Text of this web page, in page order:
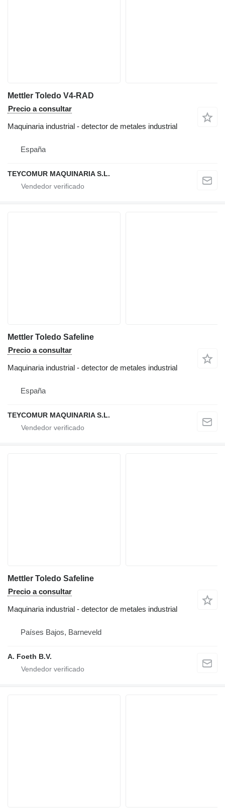
Mettler Toledo V4-RAD
Precio a consultar
Maquinaria industrial - detector de metales industrial
España
TEYCOMUR MAQUINARIA S.L.
Mettler Toledo Safeline
Precio a consultar
Maquinaria industrial - detector de metales industrial
España
TEYCOMUR MAQUINARIA S.L.
Mettler Toledo Safeline
Precio a consultar
Maquinaria industrial - detector de metales industrial
Países Bajos, Barneveld
A. Foeth B.V.